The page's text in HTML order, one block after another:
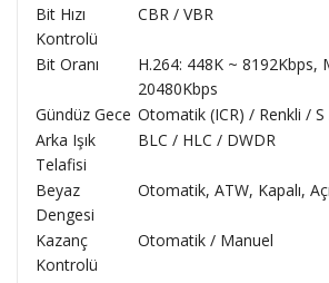
Bit Hızı
Kontrolü
CBR / VBR
Bit Oranı
H.264: 448K ~ 8192Kbps,
20480Kbps
Gündüz Gece Otomatik (ICR) / Renkli / S
Arka Işık
Telafisi
BLC / HLC / DWDR
Beyaz
Dengesi
Otomatik, ATW, Kapalı,
Kazanç
Kontrolü
Otomatik / Manuel